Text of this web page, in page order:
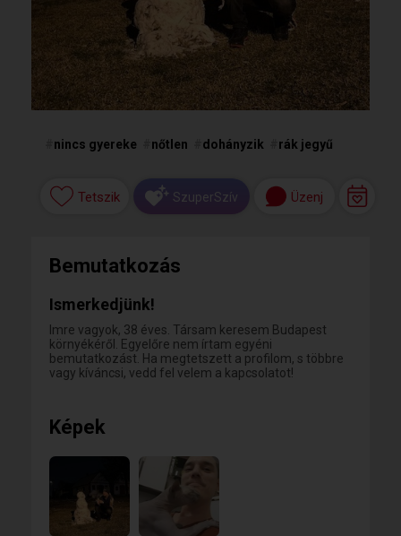
nincs gyereke nőtlen dohányzik rák jegyű
Tetszik SzuperSzív Üzenj
Bemutatkozás
Ismerkedjünk!
Imre vagyok, 38 éves. Társam keresem Budapest
környékéről. Egyelőre nem írtam egyéni
bemutatkozást. Ha megtetszett a profilom, s többre
vagy kíváncsi, vedd fel velem a kapcsolatot!
Képek